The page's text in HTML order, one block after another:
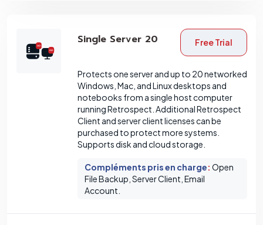
Single Server 20 Free Trial
Protects one server and up to 20 networked
Windows, Mac, and Linux desktops and
notebooks from a single host computer
running Retrospect. Additional Retrospect
Client and server client licenses can be
purchased to protect more systems.
Supports disk and cloud storage.
Compléments pris en charge: Open
File Backup, Server Client, Email
Account.